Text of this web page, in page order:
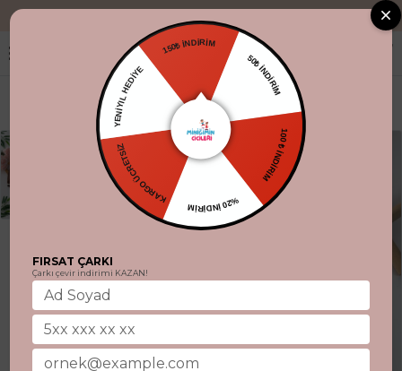
"Aynı gün
150₺ İNDİRİM
50₺ İNDİRİM
100 ₺ İNDİRİM
%20 İNDİRİM
KARGO ÜCRETSİZ
YENİYIL HEDİYE
FIRSAT ÇARKI
Çarkı çevir indirimi KAZAN!